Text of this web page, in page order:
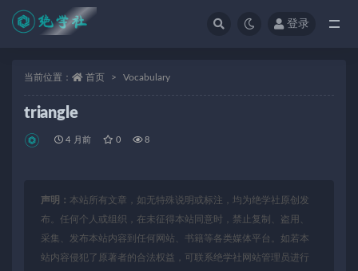
登录
当前位置： 首页 Vocabulary
triangle
4 月前 0 8
声明： 本站所有文章，如无特殊说明或标注，均为绝学社原创发
布。任何个人或组织，在未征得本站同意时，禁止复制、盗用、
采集、发布本站内容到任何网站、书籍等各类媒体平台。如若本
站内容侵犯了原著者的合法权益，可联系绝学社网站管理员进行